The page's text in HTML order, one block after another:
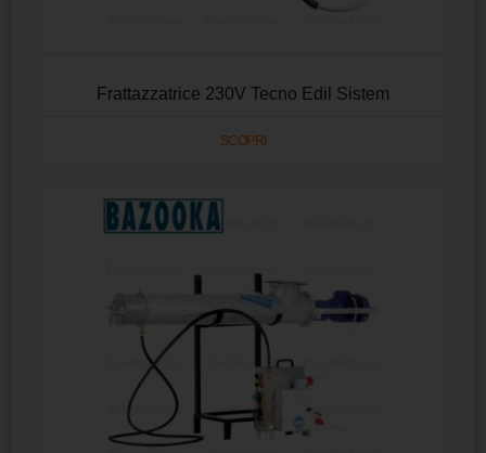
Frattazzatrice 230V Tecno Edil Sistem
SCOPRI